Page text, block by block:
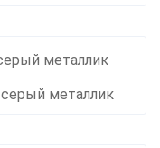
серый металлик